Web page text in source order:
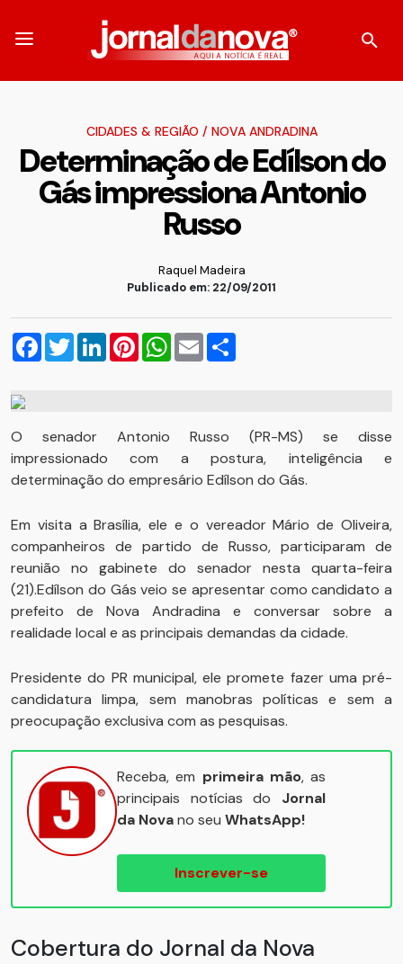
CIDADES & REGIÃO / NOVA ANDRADINA
Determinação de Edílson do
Gás impressiona Antonio
Russo
Raquel Madeira
Publicado em: 22/09/2011
Facebook
TwitterLinkedInPinterestWhatsApp
Email
O senador Antonio Russo (PR-MS) se disse
impressionado com a postura, inteligência e
determinação do empresário Edílson do Gás.
Em visita a Brasília, ele e o vereador Mário de Oliveira,
companheiros de partido de Russo, participaram de
reunião no gabinete do senador nesta quarta-feira
(21).Edílson do Gás veio se apresentar como candidato a
prefeito de Nova Andradina e conversar sobre a
realidade local e as principais demandas da cidade.
Presidente do PR municipal, ele promete fazer uma pré-
candidatura limpa, sem manobras políticas e sem a
preocupação exclusiva com as pesquisas.
Receba, em primeira mão, as
principais notícias do Jornal
da Novano seu WhatsApp!
Inscrever-se
Cobertura do Jornal da Nova